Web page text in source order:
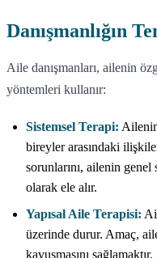
Danışmanlığın
Aile danışmanları, ailenin
yöntemleri kullanır:
Sistemsel Terapi:
bireyler arasındaki
sorunlarını, ailenin
olarak ele alır.
Yapısal Aile Terapisi:
üzerinde durur. Amaç,
kavuşmasını sağlamaktır.